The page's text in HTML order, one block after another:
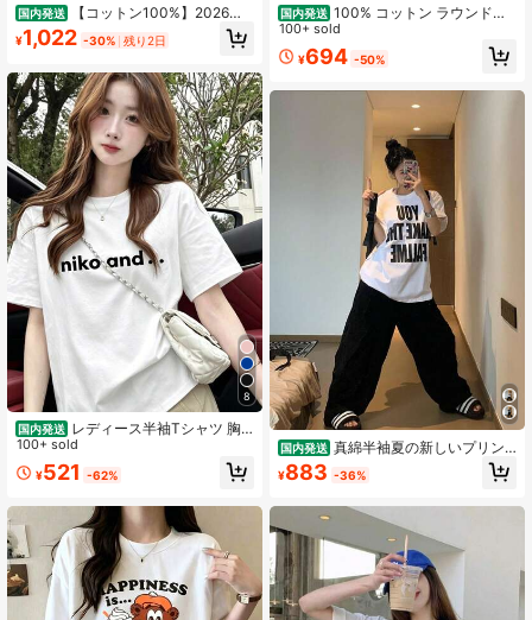
国内発送
【コットン100%】2026夏
おすすめ新作できますレイヤード ロ
ゴtシャツ夏服レディース ファッショ
200グラム綿キャラクタープリント
ゆったり白トップスy2kレディース
トップス 春服 トップス
¥1,022 -30% 残り2日
8
国内発送 レディース半袖Tシャツ 胸
元niko and..ロゴプリント ゆったり
ルーズシルエット ナチュラルカジュ
アル夏トップス
100+ sold
¥521 -62%
国内発送 100% コットン ラウンドネ
ック半袖 T シャツ、夏服レディース
ロゴプリント おしゃれゆったりカジ
ュアルトップス
100+ sold
¥694 -50%
国内発送 真綿半袖夏の新しいプリン
ト上着のおしゃれでゆったりしたtシ
ャツ
¥883 -36%